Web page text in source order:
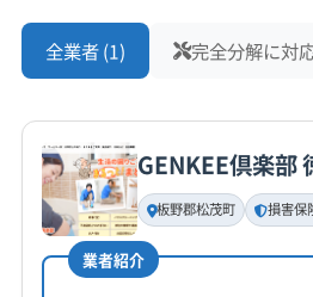
全業者 (1) 完全分解に対
GENKEE倶楽部
板野郡松茂町 損害保
業者紹介